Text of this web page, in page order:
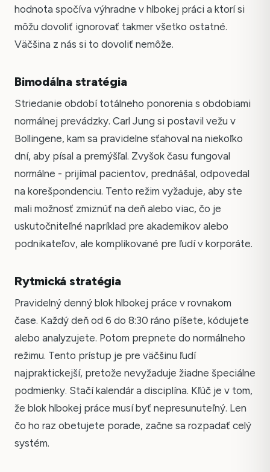
hodnota spočíva výhradne v hlbokej práci a ktorí si
môžu dovoliť ignorovať takmer všetko ostatné.
Väčšina z nás si to dovoliť nemôže.
Bimodálna stratégia
Striedanie období totálneho ponorenia s obdobiami
normálnej prevádzky. Carl Jung si postavil vežu v
Bollingene, kam sa pravidelne sťahoval na niekoľko
dní, aby písal a premýšľal. Zvyšok času fungoval
normálne - prijímal pacientov, prednášal, odpovedal
na korešpondenciu. Tento režim vyžaduje, aby ste
mali možnosť zmiznúť na deň alebo viac, čo je
uskutočniteľné napríklad pre akademikov alebo
podnikateľov, ale komplikované pre ľudí v korporáte.
Rytmická stratégia
Pravidelný denný blok hlbokej práce v rovnakom
čase. Každý deň od 6 do 8:30 ráno píšete, kódujete
alebo analyzujete. Potom prepnete do normálneho
režimu. Tento prístup je pre väčšinu ľudí
najpraktickejší, pretože nevyžaduje žiadne špeciálne
podmienky. Stačí kalendár a disciplína. Kľúč je v tom,
že blok hlbokej práce musí byť nepresunuteľný. Len
čo ho raz obetujete porade, začne sa rozpadať celý
systém.